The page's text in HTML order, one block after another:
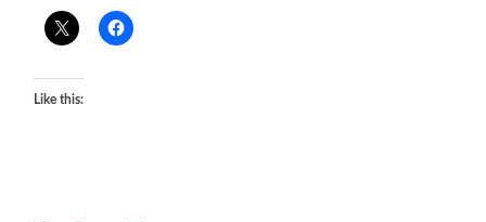
Like this: